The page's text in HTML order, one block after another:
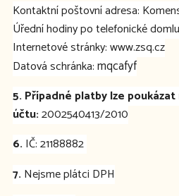
Kontaktní poštovní adresa:
Úřední hodiny po telefonické
Internetové stránky: www.zsq.cz
Datová schránka:mqcafyf
5. Případné platby lze
účtu:2002540413/2010
6. IČ: 21188882
7. Nejsme plátci DPH